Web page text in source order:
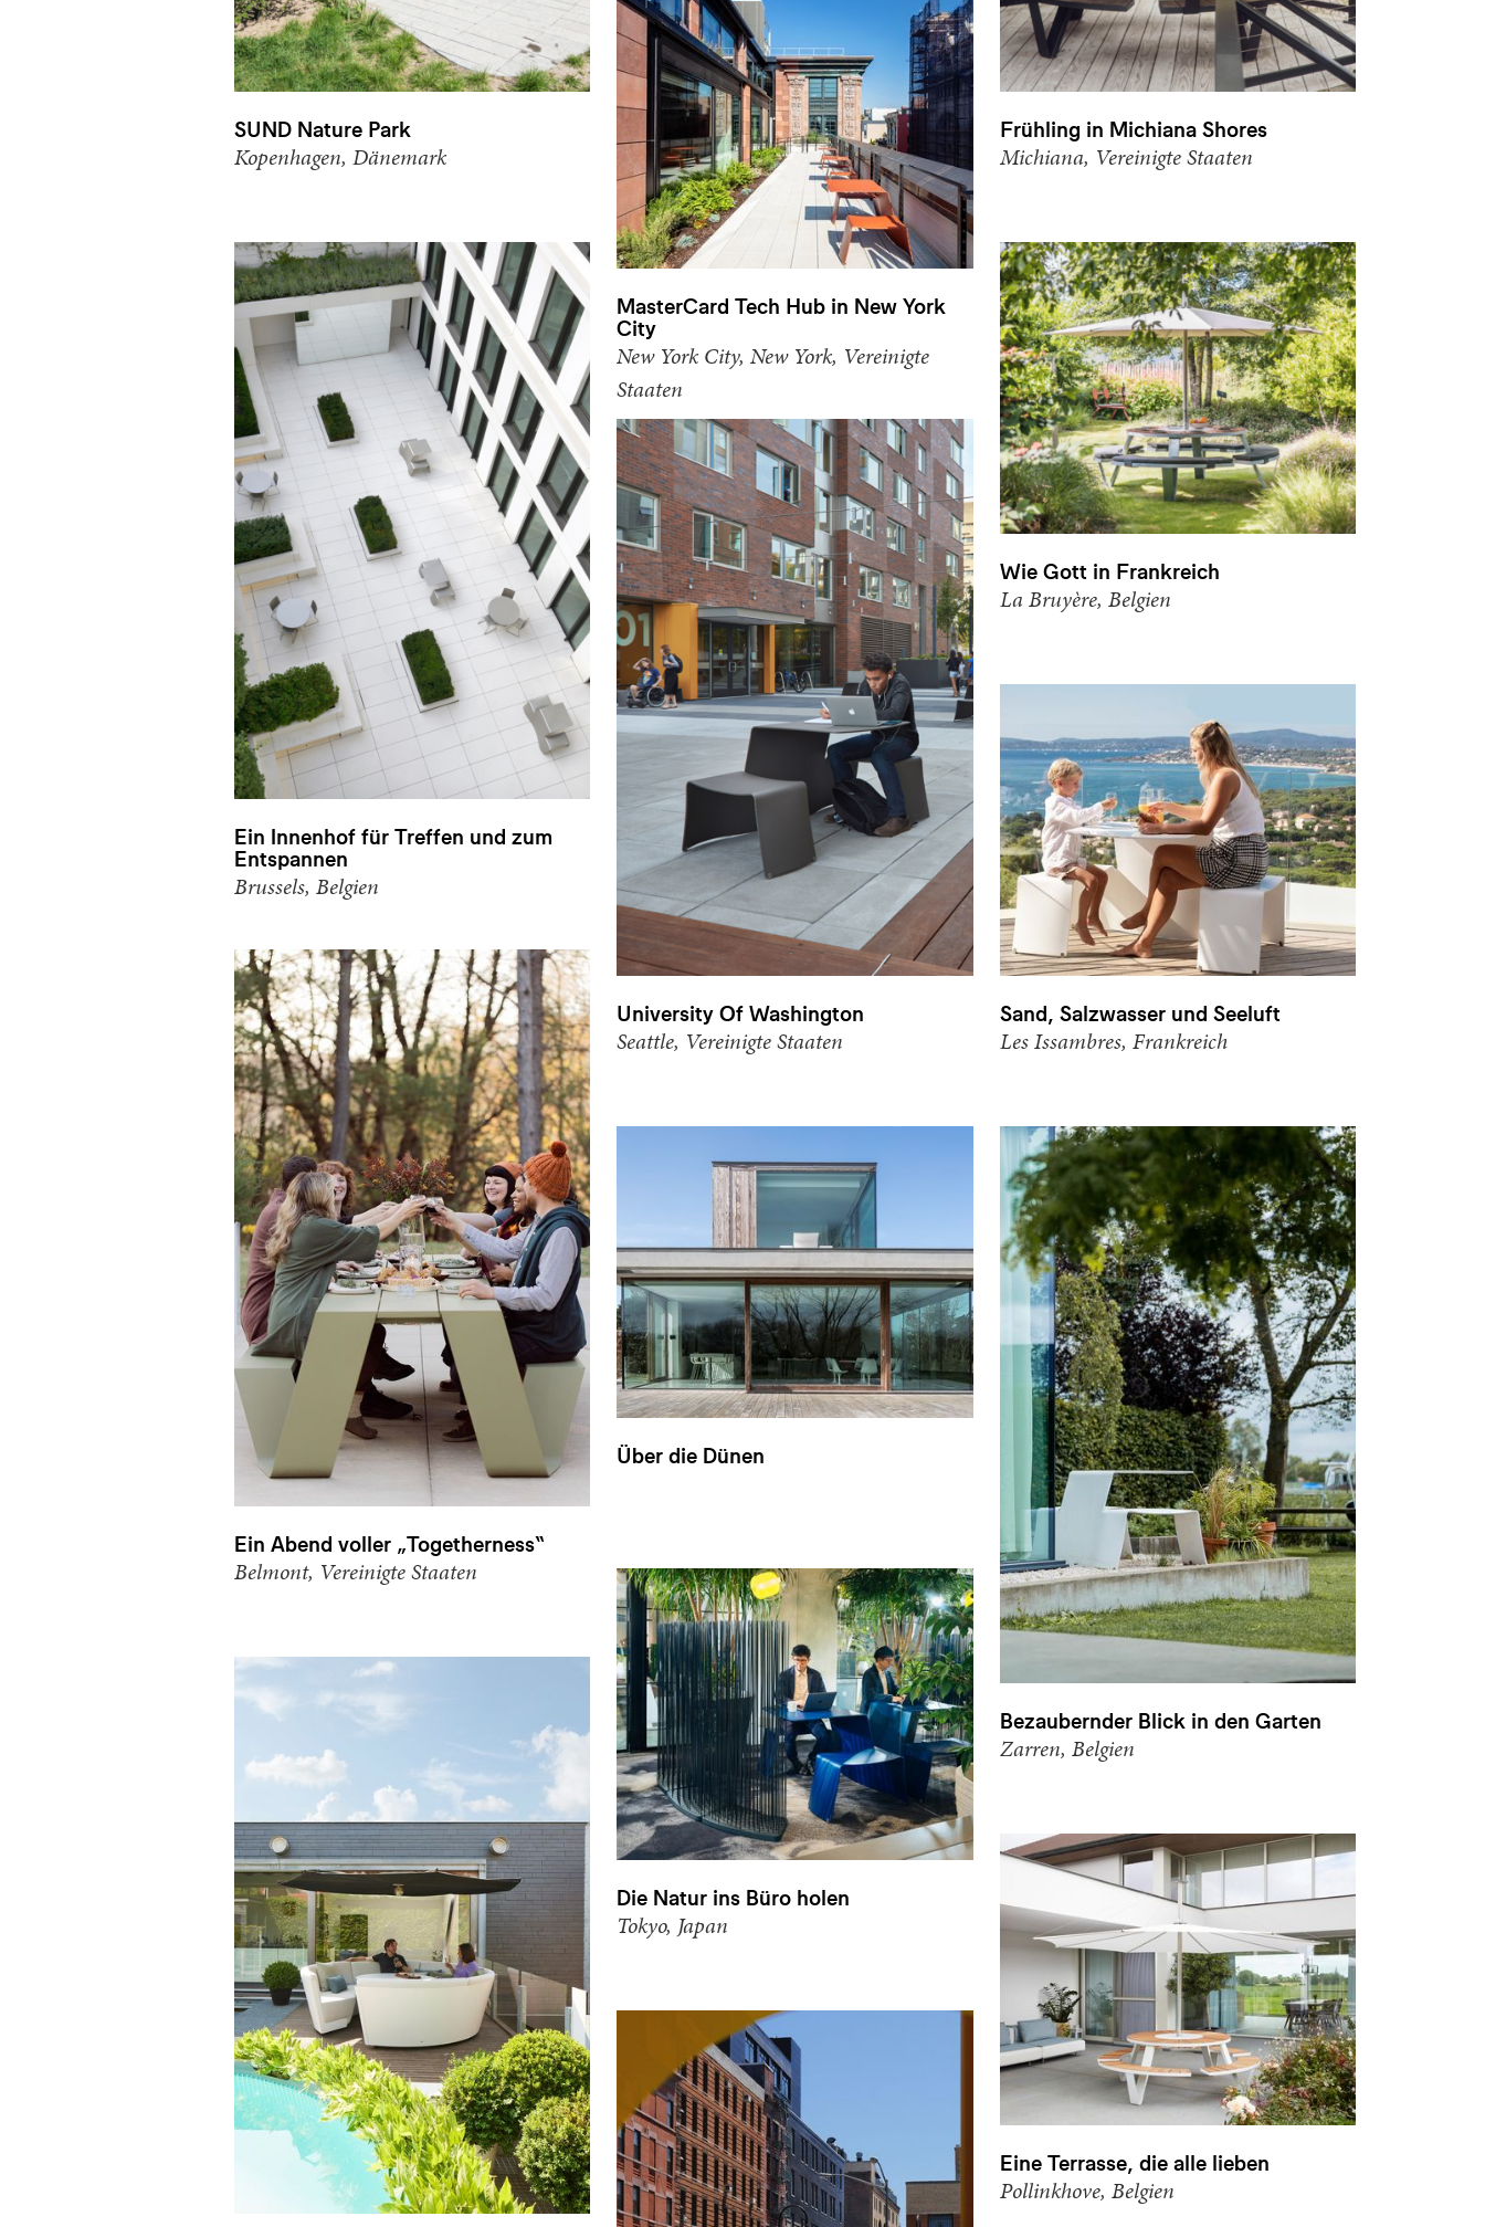
SUND Nature Park
Kopenhagen, Dänemark
Frühling in Michiana Shores
Michiana, Vereinigte Staaten
MasterCard Tech Hub in New York
City
New York City, New York, Vereinigte
Staaten
Ein Innenhof für Treffen und zum
Entspannen
Brussels, Belgien
Wie Gott in Frankreich
La Bruyère, Belgien
University Of Washington
Seattle, Vereinigte Staaten
Sand, Salzwasser und Seeluft
Les Issambres, Frankreich
Ein Abend voller „Togetherness“
Belmont, Vereinigte Staaten
Über die Dünen
Bezaubernder Blick in den Garten
Zarren, Belgien
Die Natur ins Büro holen
Tokyo, Japan
Eine Terrasse, die alle lieben
Pollinkhove, Belgien